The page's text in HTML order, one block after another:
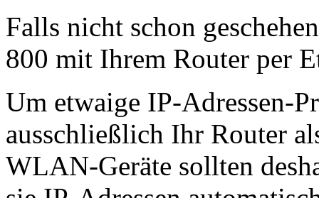
Falls nicht schon
800 mit Ihrem Router per
Um etwaige IP-Adressen-
ausschließlich Ihr Router
WLAN-Geräte sollten